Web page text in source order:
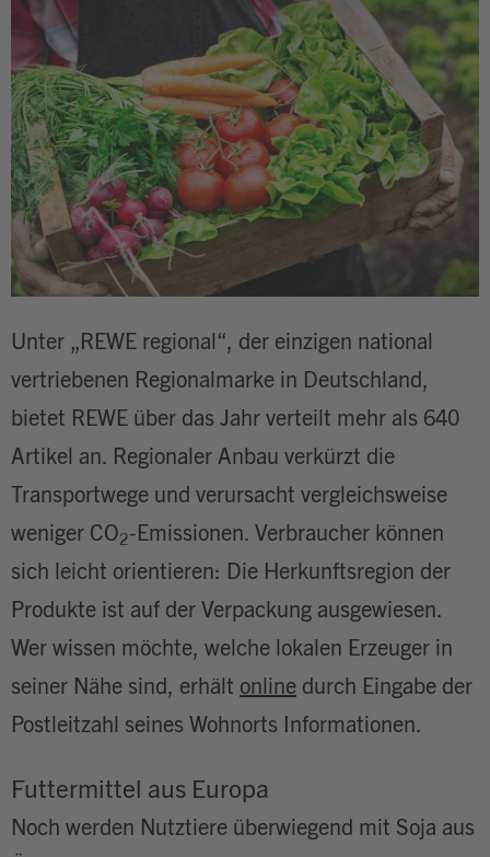
Unter „REWE regional“, der einzigen national
vertriebenen Regionalmarke in Deutschland,
bietet REWE über das Jahr verteilt mehr als 640
Artikel an. Regionaler Anbau verkürzt die
Transportwege und verursacht vergleichsweise
weniger CO2-Emissionen. Verbraucher können
sich leicht orientieren: Die Herkunftsregion der
Produkte ist auf der Verpackung ausgewiesen.
Wer wissen möchte, welche lokalen Erzeuger in
seiner Nähe sind, erhält online durch Eingabe der
Postleitzahl seines Wohnorts Informationen.
Futtermittel aus Europa
Noch werden Nutztiere überwiegend mit Soja aus